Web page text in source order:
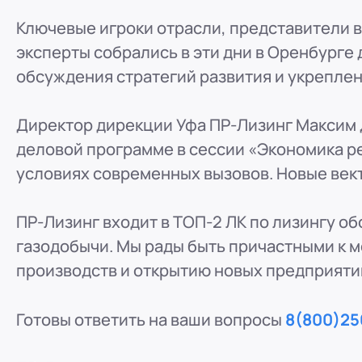
ООО "ПР-Лизинг"
РоссияБарнаултракт Павловский, д. 295
8 (800) 250-25-31 (вн. 220)mail@pr-liz.ru8
ООО "ПР-Лизинг"
Россия
8 (800) 250-25-31 (вн. 129)mail@pr-liz.ru8
ООО "ПР-Лизинг"
РоссияКрасноярск
8 (800) 250-25-31 (вн. 240) mail@pr-liz.ru
8
ООО "ПР-Лизинг"
РоссияИркутск
8 (800) 250-25-31 (вн. 153)mail@pr-liz.ru8
РоссияРязань ул. Есенина, 1Б
Ключевые игроки отрасли, представители
эксперты собрались в эти дни в
обсуждения стратегий развития и
Директор дирекции Уфа ПР-Лизинг Максим
деловой программе в сессии «Экономика
условиях современных вызовов. Новые
ПР-Лизинг входит в ТОП-2 ЛК по лизингу
газодобычи. Мы рады быть причастными к
производств и открытию новых
Готовы ответить на ваши вопросы